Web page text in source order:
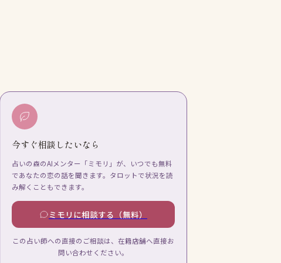
今すぐ相談したいなら
占いの森のAIメンター「ミモリ」が、いつでも無料
であなたの恋の話を聞きます。タロットで状況を読
み解くこともできます。
ミモリに相談する（無料）
この占い師への直接のご相談は、在籍店舗へ直接お
問い合わせください。